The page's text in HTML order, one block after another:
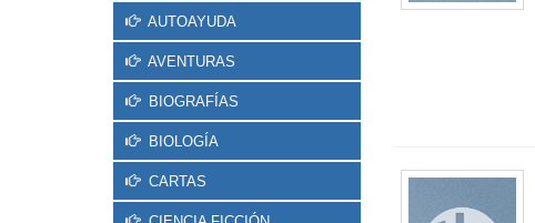
AUTOAYUDA
AVENTURAS
BIOGRAFÍAS
BIOLOGÍA
CARTAS